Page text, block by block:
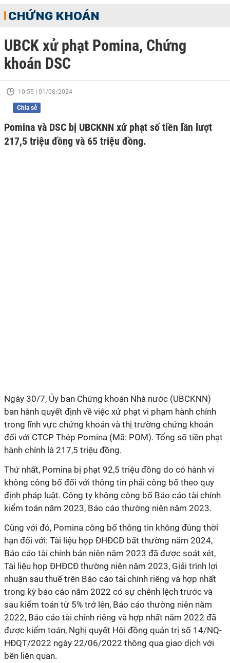
CHỨNG KHOÁN
UBCK xử phạt Pomina, Chứng
khoán DSC
10:55 | 01/08/2024
Chia sẻ
Pomina và DSC bị UBCKNN xử phạt số tiền lần lượt
217,5 triệu đồng và 65 triệu đồng.
Ngày 30/7, Ủy ban Chứng khoán Nhà nước (UBCKNN)
ban hành quyết định về việc xử phạt vi phạm hành chính
trong lĩnh vực chứng khoán và thị trường chứng khoán
đối với CTCP Thép Pomina (Mã: POM). Tổng số tiền phạt
hành chính là 217,5 triệu đồng.
Thứ nhất, Pomina bị phạt 92,5 triệu đồng do có hành vi
không công bố đối với thông tin phải công bố theo quy
định pháp luật. Công ty không công bố Báo cáo tài chính
kiểm toán năm 2023, Báo cáo thường niên năm 2023.
Cùng với đó, Pomina công bố thông tin không đúng thời
hạn đối với: Tài liệu họp ĐHĐCĐ bất thường năm 2024,
Báo cáo tài chính bán niên năm 2023 đã được soát xét,
Tài liệu họp ĐHĐCĐ thường niên năm 2023, Giải trình lợi
nhuận sau thuế trên Báo cáo tài chính riêng và hợp nhất
trong kỳ báo cáo năm 2022 có sự chênh lệch trước và
sau kiểm toán từ 5% trở lên, Báo cáo thường niên năm
2022, Báo cáo tài chính riêng và hợp nhất năm 2022 đã
được kiểm toán, Nghị quyết Hội đồng quản trị số 14/NQ-
HĐQT/2022 ngày 22/06/2022 thông qua giao dịch với
bên liên quan.